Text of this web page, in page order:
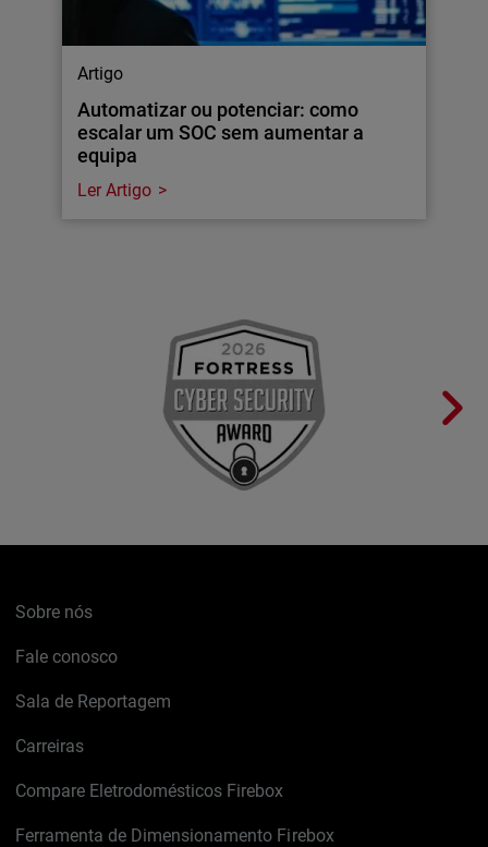
Artigo
Automatizar ou potenciar: como
escalar um SOC sem aumentar a
equipa
Ler Artigo
Sobre nós
Fale conosco
Sala de Reportagem
Carreiras
Compare Eletrodomésticos Firebox
Ferramenta de Dimensionamento Firebox